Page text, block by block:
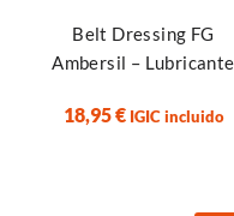
Belt Dressing FG
Ambersil – Lubricante
18,95€ IGIC incluido